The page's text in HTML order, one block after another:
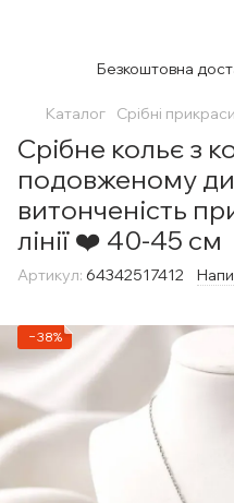
Безкоштовна
Каталог Срібні прикраси
Срібне кольє з
подовженому
витонченість
лінії ❤️ 40-45 см
Артикул: 64342517412
−38%